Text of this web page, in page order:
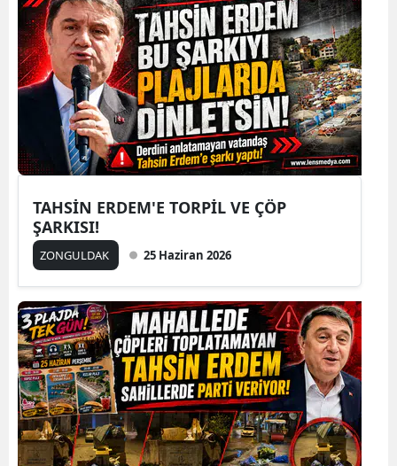
TAHSİN ERDEM'E TORPİL VE ÇÖP
ŞARKISI!
ZONGULDAK 25 Haziran 2026